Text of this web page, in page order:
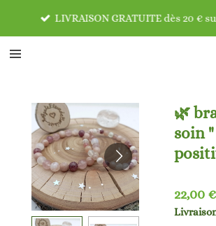
principal
LIVRAISON GRATUITE dès 20 €
🌿
soin
22,00 €